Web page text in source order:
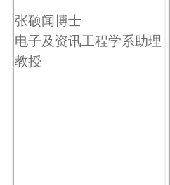
张硕闻博士
电子及资讯工程学系助理
教授